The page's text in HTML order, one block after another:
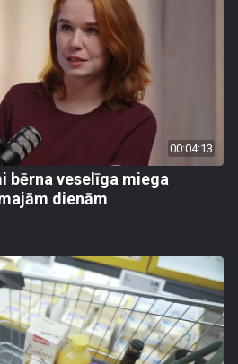
00:04:13
bērna veselīga miega
dienām